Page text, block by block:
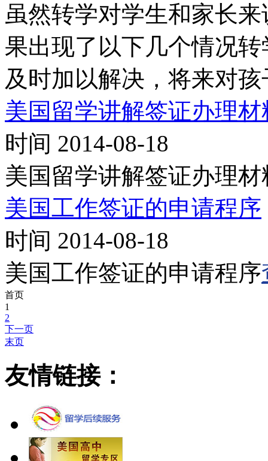
虽然转学对学生和家长
果出现了以下几个情况
及时加以解决，将来对
美国留学讲解签证办理材
时间 2014-08-18
美国留学讲解签证办理材
美国工作签证的申请程序
时间 2014-08-18
美国工作签证的申请程序
首页
1
2
下一页
末页
友情链接：